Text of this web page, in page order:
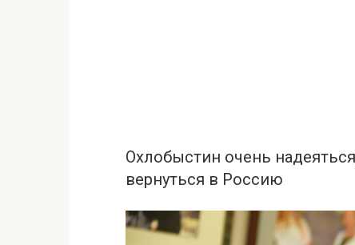
Охлобыстин очень
вернуться в Россию